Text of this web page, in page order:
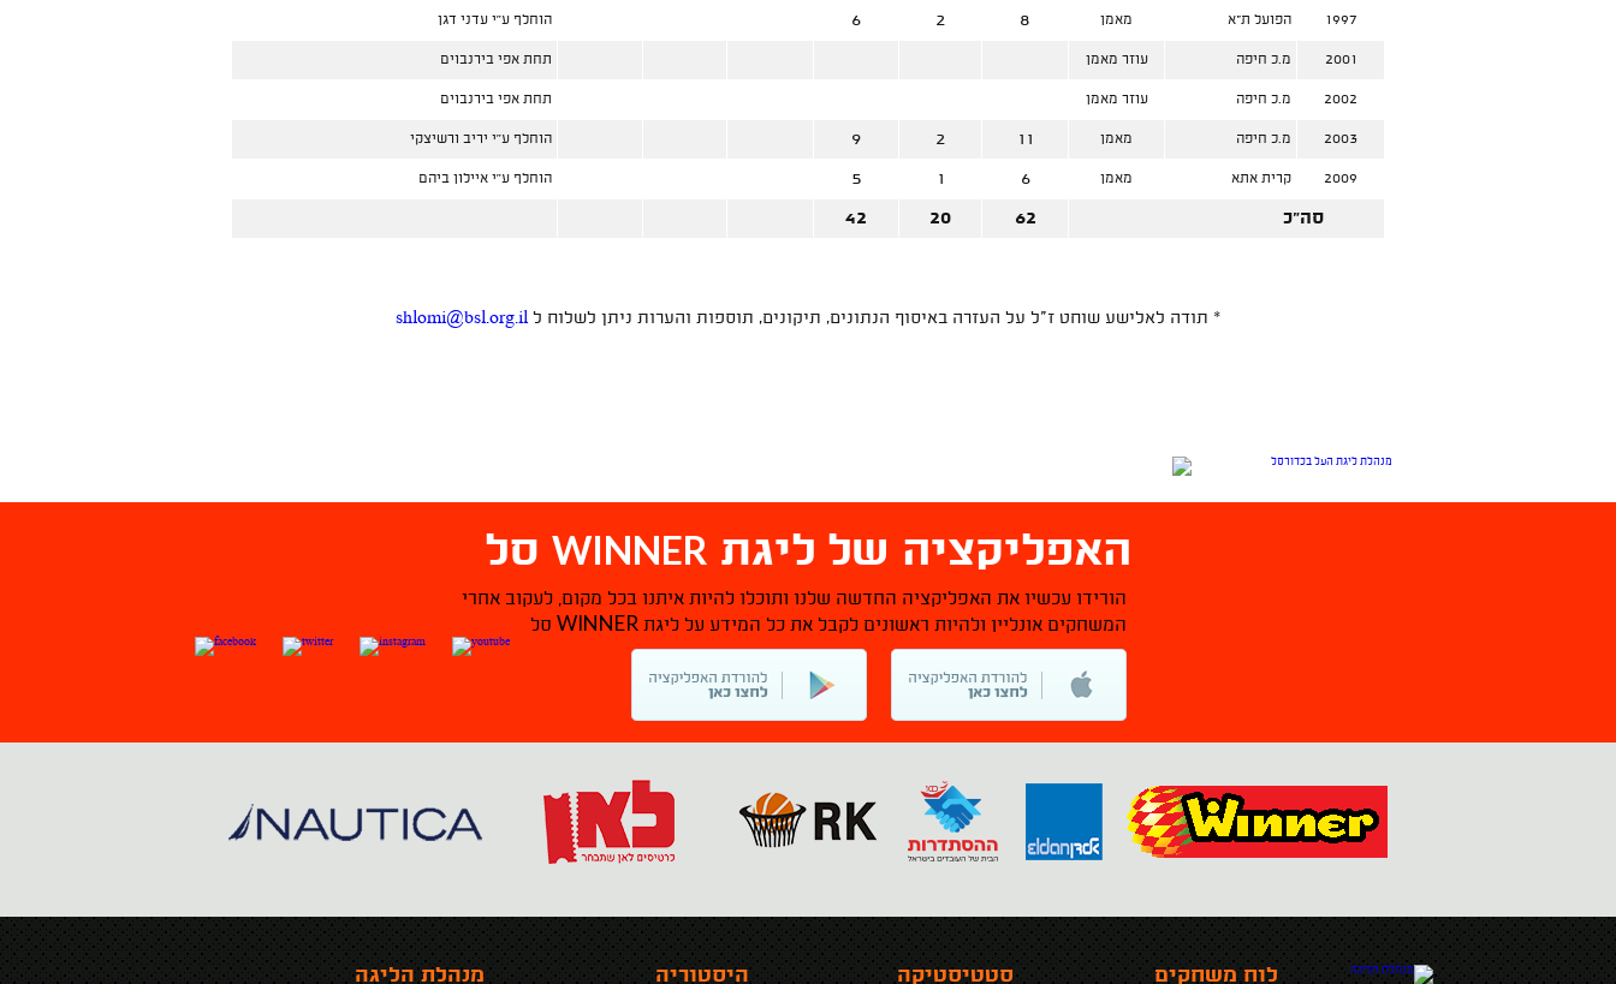
1997 הפועל ת"א מאמן 8
2
6 הוחלף ע''י עדני דגן
2001 מ.כ חיפה עוזר מאמן תחת אפי בירנבוים
2002 מ.כ חיפה עוזר מאמן תחת אפי בירנבוים
2003 מ.כ חיפה מאמן 11
2
9 הוחלף ע''י יריב ורשיצקי
2009 קרית אתא מאמן 6
1
5 הוחלף ע''י איילון ביהם
סה"כ 62
20
42
* תודה לאלישע שוחט ז"ל על העזרה באיסוף הנתונים, תיקונים, תוספות והערות ניתן לשלוח לshlomi@bsl.org.il
האפליקציה של ליגת WINNER סל
הורידו עכשיו את האפליקציה החדשה שלנו ותוכלו להיות איתנו בכל מקום, לעקוב אחרי
המשחקים אונליין ולהיות ראשונים לקבל את כל המידע על ליגת WINNER סל
לוח משחקים סטטיסטיקה היסטוריה מנהלת הליגה